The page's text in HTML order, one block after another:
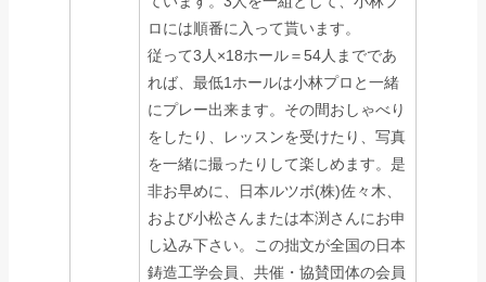
ロには順番に入って貰います。
従って3人×18ホール＝54人までであ
れば、最低1ホールは小林プロと一緒
にプレー出来ます。その間おしゃべり
をしたり、レッスンを受けたり、写真
を一緒に撮ったりして楽しめます。是
非お早めに、日本ルツボ(株)佐々木、
および小松さんまたは本渕さんにお申
し込み下さい。この拙文が全国の日本
鋳造工学会員、共催・協賛団体の会員